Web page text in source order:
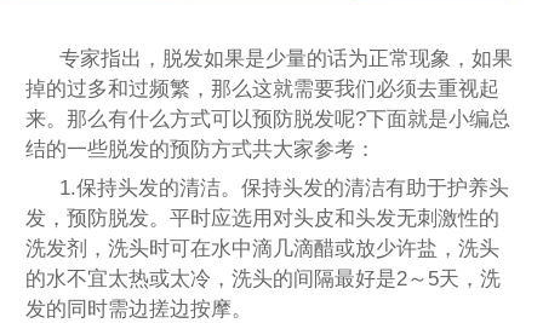
专家指出，脱发如果是少量的话为正常现象，如果
掉的过多和过频繁，那么这就需要我们必须去重视起
来。那么有什么方式可以预防脱发呢?下面就是小编总
结的一些脱发的预防方式共大家参考：
1.保持头发的清洁。保持头发的清洁有助于护养头
发，预防脱发。平时应选用对头皮和头发无刺激性的
洗发剂，洗头时可在水中滴几滴醋或放少许盐，洗头
的水不宜太热或太冷，洗头的间隔最好是2～5天，洗
发的同时需边搓边按摩。